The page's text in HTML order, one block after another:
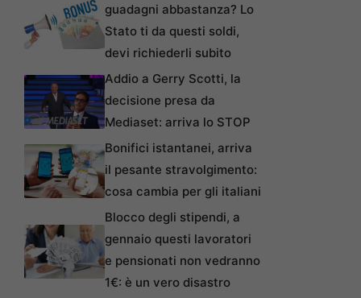
guadagni abbastanza? Lo
Stato ti da questi soldi,
devi richiederli subito
Addio a Gerry Scotti, la
decisione presa da
Mediaset: arriva lo STOP
Bonifici istantanei, arriva
il pesante stravolgimento:
cosa cambia per gli italiani
Blocco degli stipendi, a
gennaio questi lavoratori
e pensionati non vedranno
1€: è un vero disastro